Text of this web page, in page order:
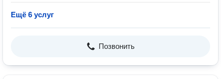
Ещё 6 услуг
Позвонить